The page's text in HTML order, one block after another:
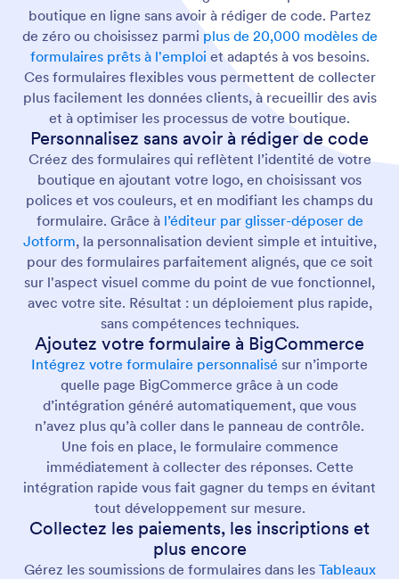
boutique en ligne sans avoir à rédiger de code. Partez
de zéro ou choisissez parmi plus de 20,000 modèles de
formulaires prêts à l'emploi et adaptés à vos besoins.
Ces formulaires flexibles vous permettent de collecter
plus facilement les données clients, à recueillir des avis
et à optimiser les processus de votre boutique.
Personnalisez sans avoir à rédiger de code
Créez des formulaires qui reflètent l’identité de votre
boutique en ajoutant votre logo, en choisissant vos
polices et vos couleurs, et en modifiant les champs du
formulaire. Grâce à l’éditeur par glisser-déposer de
Jotform, la personnalisation devient simple et intuitive,
pour des formulaires parfaitement alignés, que ce soit
sur l'aspect visuel comme du point de vue fonctionnel,
avec votre site. Résultat : un déploiement plus rapide,
sans compétences techniques.
Ajoutez votre formulaire à BigCommerce
Intégrez votre formulaire personnalisé sur n’importe
quelle page BigCommerce grâce à un code
d’intégration généré automatiquement, que vous
n’avez plus qu’à coller dans le panneau de contrôle.
Une fois en place, le formulaire commence
immédiatement à collecter des réponses. Cette
intégration rapide vous fait gagner du temps en évitant
tout développement sur mesure.
Collectez les paiements, les inscriptions et
plus encore
Gérez les soumissions de formulaires dans les Tableaux